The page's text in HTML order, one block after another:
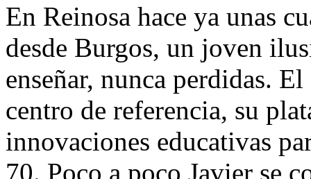
En Reinosa hace ya unas
desde Burgos, un joven
enseñar, nunca perdidas.
centro de referencia, su
innovaciones educativas
70. Poco a poco Javier se